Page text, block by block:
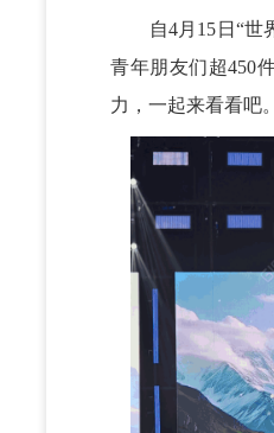
自4月15日“世界
青年朋友们超450
力，一起来看看吧。